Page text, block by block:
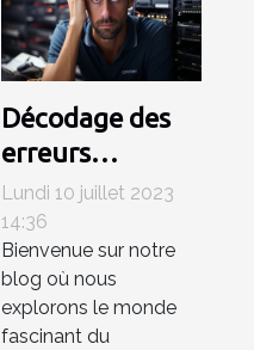
Décodage des
erreurs
informatiques
communes et
solutions
pratiques sur
Fatal-error.net
Lundi 10 juillet 2023
14:36
Bienvenue sur notre
blog où nous
explorons le monde
fascinant du